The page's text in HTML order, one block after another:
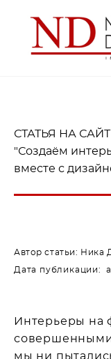
СТАТЬЯ НА
"Создаём
вместе с
Автор статьи: Ника
Дата публикации:
Интерьеры на
мы ни